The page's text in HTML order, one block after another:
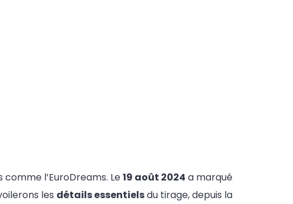
l’EuroDreams. Le19 août 2024 a marqué
les détails essentielsdu tirage, depuis la